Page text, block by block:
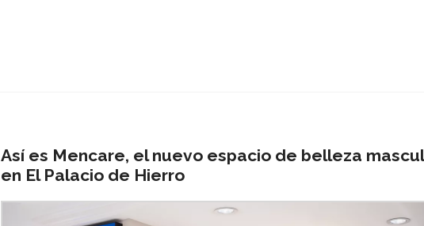
Así es Mencare, el nuevo espacio de belleza
en El Palacio de Hierro